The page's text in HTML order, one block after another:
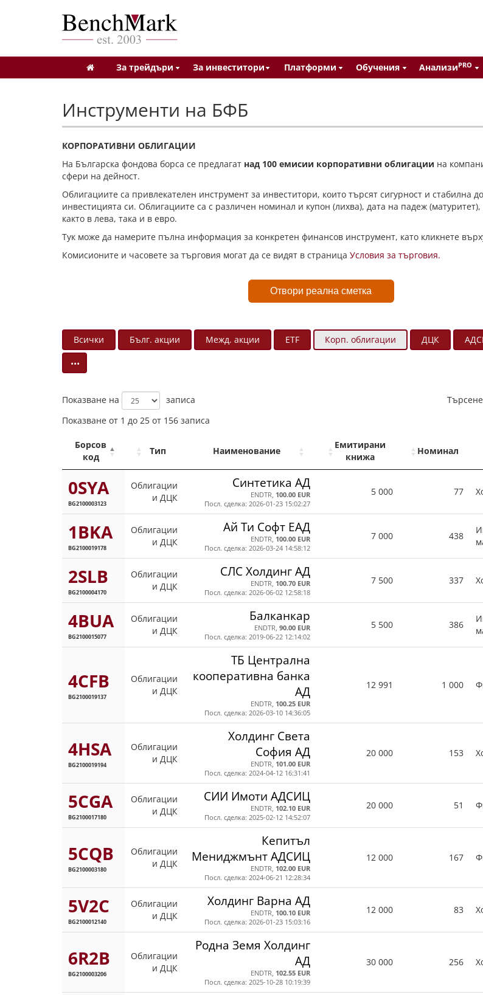
За трейдъри За инвеститори Платформи Обучения АнализиPRO
Инструменти на БФБ
КОРПОРАТИВНИ ОБЛИГАЦИИ
На Българска фондова борса се предлагат над 100 емисии корпоративни облигации на
сфери на дейност.
Облигациите са привлекателен инструмент за инвеститори, които търсят сигурност и стабилна
инвестицията си. Облигациите са с различен номинал и купон (лихва), дата на падеж (матуритет),
както в лева, така и в евро.
Тук може да намерите пълна информация за конкретен финансов инструмент, като кликнете
Комисионите и часовете за търговия могат да се видят в страница Условия за търговия.
Отвори реална сметка
Всички Бълг. акции Межд. акции ETF Корп. облигации ДЦК
•••
Търсене
Показване на
записа
Показване от 1 до 25 от 156 записа
Борсов
код
Тип Наименование
Емитирани
книжа
Номинал
0SYA
BG2100003123
Облигации
и ДЦК
Синтетика АД
ENDTR, 100.00 EUR
Посл. сделка: 2026-01-23 15:02:27
5 000 77
1BKA
BG2100019178
Облигации
и ДЦК
Ай Ти Софт ЕАД
ENDTR, 100.00 EUR
Посл. сделка: 2026-03-24 14:58:12
7 000 438
2SLB
BG2100004170
Облигации
и ДЦК
СЛС Холдинг АД
ENDTR, 100.70 EUR
Посл. сделка: 2026-06-02 12:58:18
7 500 337
4BUA
BG2100015077
Облигации
и ДЦК
Балканкар
ENDTR, 90.00 EUR
Посл. сделка: 2019-06-22 12:14:02
5 500 386
4CFB
BG2100019137
Облигации
и ДЦК
ТБ Централна
кооперативна банка
АД
ENDTR, 100.25 EUR
Посл. сделка: 2026-03-10 14:36:05
12 991 1 000
4HSA
BG2100019194
Облигации
и ДЦК
Холдинг Света
София АД
ENDTR, 101.00 EUR
Посл. сделка: 2024-04-12 16:31:41
20 000 153
5CGA
BG2100017180
Облигации
и ДЦК
СИИ Имоти АДСИЦ
ENDTR, 102.10 EUR
Посл. сделка: 2025-02-12 14:52:07
20 000 51
5CQB
BG2100003180
Облигации
и ДЦК
Кепитъл
Мениджмънт АДСИЦ
ENDTR, 102.00 EUR
Посл. сделка: 2024-06-21 12:28:34
12 000 167
5V2C
BG2100012140
Облигации
и ДЦК
Холдинг Варна АД
ENDTR, 100.10 EUR
Посл. сделка: 2026-01-23 15:03:16
12 000 83
6R2B
BG2100003206
Облигации
и ДЦК
Родна Земя Холдинг
АД
ENDTR, 102.55 EUR
Посл. сделка: 2025-10-28 10:19:39
30 000 256